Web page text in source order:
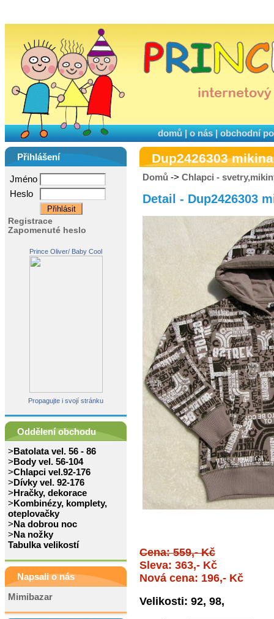
domů|o nás|obchodní
Přihlášení
Jméno
Heslo
Registrace
Zapomenuté heslo
Prince Oliver/ Baby Cool
Propagujte i svojí stránku
Oddělení obchodu
>Batolata vel. 56 - 86
>Body vel. 56-104
>Chlapci vel.92-176
>Dívky vel. 92-176
>Hračky, dekorace
>Kombinézy, komplety,
oteplovačky
>Na dobrou noc
>Na nožky
Tabulka velikostí
Napsali o nás
Mimibazar
Dup2426303
Domů -> Chlapci -
Detail - Dup2426303
Cena: 559,- Kč
Sleva: 363,- Kč
Nová cena: 196,- Kč
Velikosti: 92, 98,